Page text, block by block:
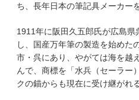
ち、長年日本の筆記具メーカー
1911年に阪田久五郎氏が広島
し、国産万年筆の製造を始めた
市・呉にあり、やがては海を越
んで、商標を「水兵（セーラー
クの錨からも現在に受け継がれ